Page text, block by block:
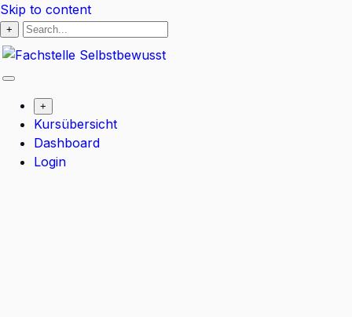
Skip to content
+
+
Kursübersicht
Dashboard
Login